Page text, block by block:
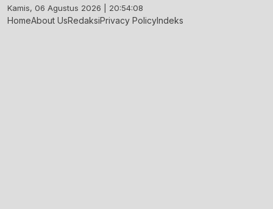
Skip
to
Kamis, 06 Agustus 2026 | 20:54:09
HomeAbout UsRedaksiPrivacy PolicyIndeks